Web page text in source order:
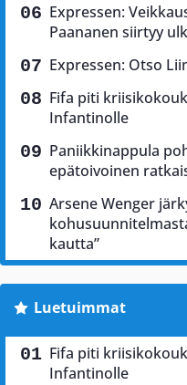
Expressen:
Paananen siirtyy
Expressen: Otso
Fifa piti
Infantinolle
Paniikkinappula
epätoivoinen
Arsene Wenger
kautta”
Luetuimmat
Fifa piti
Infantinolle